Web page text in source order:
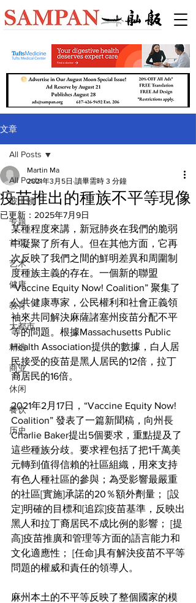
文章
All Posts
波士顿
专题
首页
艺术
健康
教育
大都市
精选
商业
休闲
餐饮
历史
All Posts
疫苗推出的種族不平等現像
Martin Ma
2021年3月5日 讀畢需時 3 分鐘
已更新： 2025年7月9日
某種程度來講，新冠肺炎在我們的脆弱
中凝聚了所有人。但在其他方面，它再
次反映了我們之間的鮮明差異和周圍制
度種族主義的存在。一個新的聯盟
“Vaccine Equity Now! Coalition” 聚集了
公共健康專家，公民權利和社會正義領
袖來共同解決麻薩諸塞州疫苗分配不平
等的問題。根據Massachusetts Public
Health Association提供的數據，白人居
民接受的疫苗是黑人居民的12倍，拉丁
裔居民的16倍。
2021年2月17日，“Vaccine Equity Now!
Coalition” 發表了一篇新聞稿，向州長
Charlie Baker提出5個要求，重點提及了
這些種族分歧。要求裡包括了把1千萬美
元轉到值得信賴的社區組織，用來支持
有色人種社區的參與；為受影響最嚴重
的社區[實施]承諾的20％額外劑量； [設
定]明確的目標和[追踪]疫苗基準，反映出
黑人和拉丁裔居民不成比例的影響； [提
高]疫苗推廣和管理等方面的語言能力和
文化適應性； [任命]具有解決疫苗不平等
問題的權威和責任的領導人。
麻州本土的不平等反映了整個國家的模